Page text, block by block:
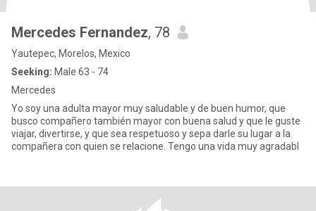
Mercedes Fernandez, 78
Yautepec, Morelos, Mexico
Seeking: Male 63 - 74
Mercedes
Yo soy una adulta mayor muy saludable y de buen humor, que
busco compañero también mayor con buena salud y que le guste
viajar, divertirse, y que sea respetuoso y sepa darle su lugar a la
compañera con quien se relacione. Tengo una vida muy agradabl